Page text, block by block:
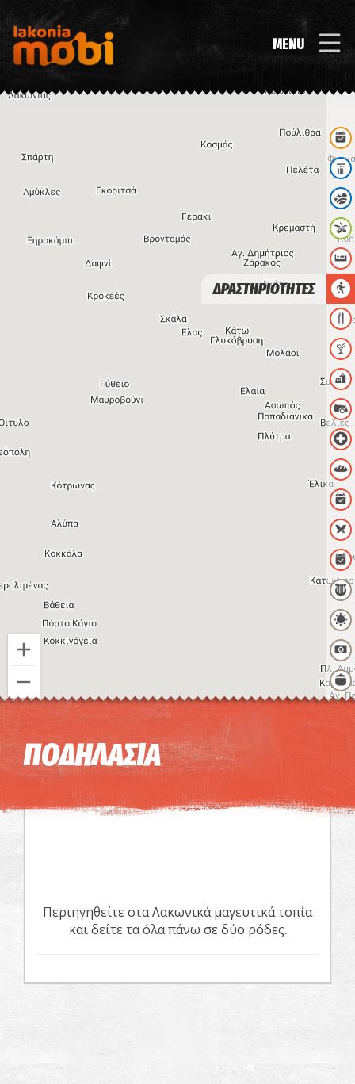
MENU
Η εικόνα ενδέχεται να υπόκειται σε πνευματικά δικαιώματα Όροι
ΔΡΑΣΤΗΡΙΟΤΗΤΕΣ
ΠΟΔΗΛΑΣΙΑ
Περιηγηθείτε στα Λακωνικά μαγευτικά τοπία
και δείτε τα όλα πάνω σε δύο ρόδες.